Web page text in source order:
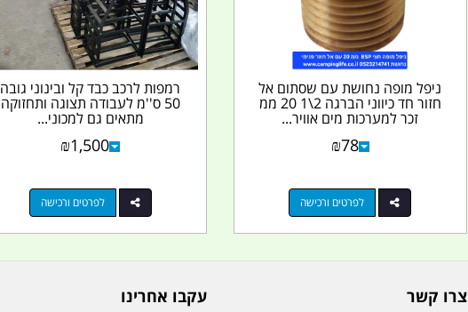
ניפל מופה נחושת עם שסתום אל
חזור חד כיווני הברגה 2\1 20 ממ
זכר למערכות מים אוויר...
₪78
לפרטים ורכישה
רמפות לרכב כבד קל ובינוני גובה
50 ס''מ לעבודה תצוגה ותחזוקה
מתאים גם למכוני...
₪1,500
לפרטים ורכישה
צרו קשר עקבו אחרינו